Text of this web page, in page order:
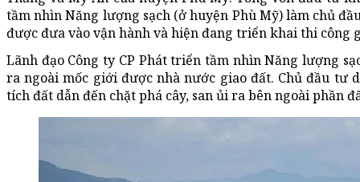
tầm nhìn Năng lượng sạch (ở huyện Phù Mỹ) làm chủ
được đưa vào vận hành và hiện đang triển khai thi công
Lãnh đạo Công ty CP Phát triển tầm nhìn Năng lượng
ra ngoài mốc giới được nhà nước giao đất. Chủ đầu tư
tích đất dẫn đến chặt phá cây, san ủi ra bên ngoài phần